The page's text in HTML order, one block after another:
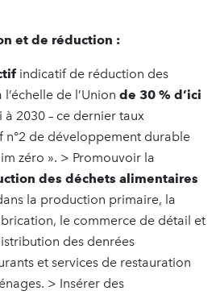
et de réduction :
indicatif de réduction des
de l’Union de 30 % d’ici
à 2030 – ce dernier taux
n°2 de développement durable
zéro ». > Promouvoir la
des déchets alimentaires
la production primaire, la
le commerce de détail et
des denrées
et services de restauration
> Insérer des